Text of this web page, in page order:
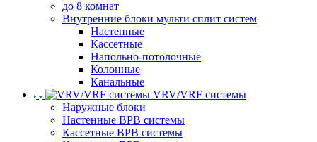
до 8 комнат
Внутренние блоки мульти сплит систем
Настенные
Кассетные
Напольно-потолочные
Колонные
Канальные
VRV/VRF системы
Наружные блоки
Настенные ВРВ системы
Кассетные ВРВ системы